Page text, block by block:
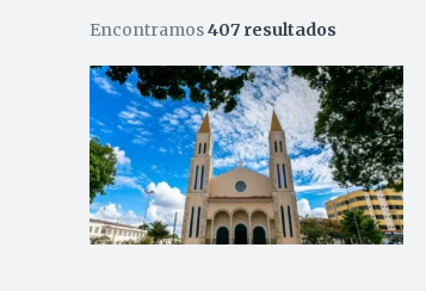
Encontramos407 resultados